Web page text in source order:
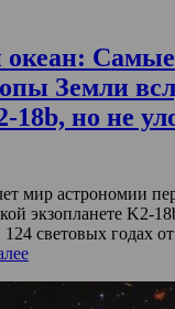
океан:
Земли
18b, но не
мир астрономии
экзопланете K2-
световых годах от